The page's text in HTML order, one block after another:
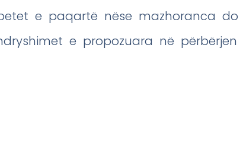
e paqartë nëse mazhoranca
e propozuara në